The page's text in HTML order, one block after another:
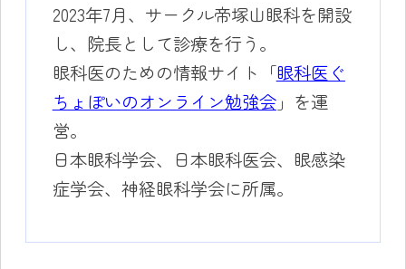
2023年7月、サークル帝塚山眼科を開設
し、院長として診療を行う。
眼科医のための情報サイト「眼科医ぐ
ちょぽいのオンライン勉強会」を運
営。
日本眼科学会、日本眼科医会、眼感染
症学会、神経眼科学会に所属。